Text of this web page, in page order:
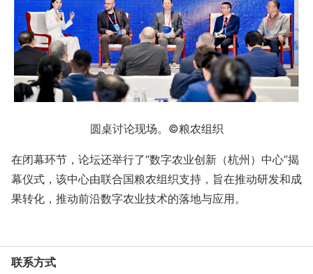
圆桌讨论现场。©粮农组织
在闭幕环节，论坛还举行了“数字农业创新（杭州）中心”揭
幕仪式，该中心由联合国粮农组织支持，旨在推动研发和成
果转化，推动前沿数字农业技术的落地与应用。
联系方式